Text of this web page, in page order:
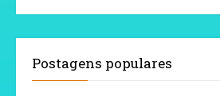
Postagens populares